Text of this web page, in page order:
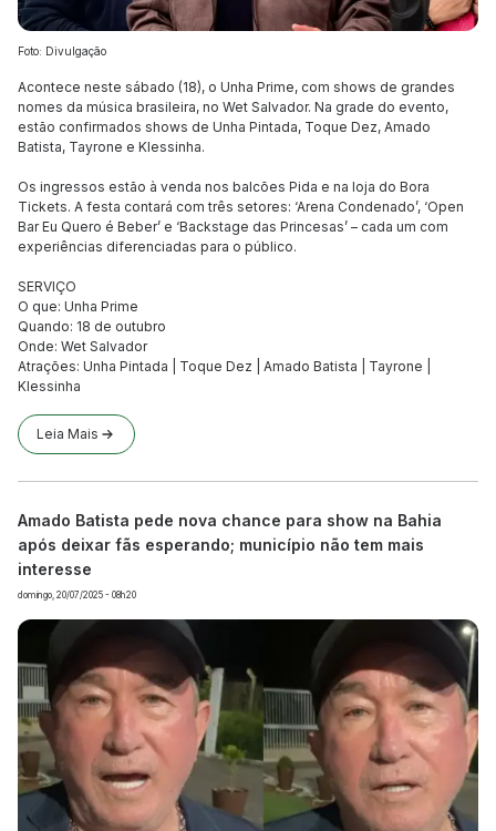
Foto: Divulgação
Acontece neste sábado (18), o Unha Prime, com shows de grandes
nomes da música brasileira, no Wet Salvador. Na grade do evento,
estão confirmados shows de Unha Pintada, Toque Dez, Amado
Batista, Tayrone e Klessinha.
Os ingressos estão à venda nos balcões Pida e na loja do Bora
Tickets. A festa contará com três setores: ‘Arena Condenado’, ‘Open
Bar Eu Quero é Beber’ e ‘Backstage das Princesas’ – cada um com
experiências diferenciadas para o público.
SERVIÇO
O que: Unha Prime
Quando: 18 de outubro
Onde: Wet Salvador
Atrações: Unha Pintada | Toque Dez | Amado Batista | Tayrone |
Klessinha
Leia Mais
Amado Batista pede nova chance para show na Bahia
após deixar fãs esperando; município não tem mais
interesse
domingo, 20/07/2025 - 08h20